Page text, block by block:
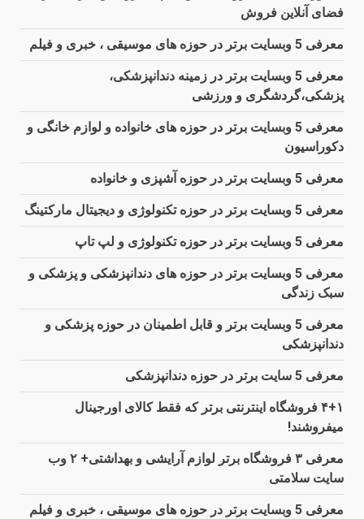
فضای آنلاین فروش
معرفی 5 وبسایت برتر در حوزه های موسیقی ، خبری و فیلم
معرفی 5 وبسایت برتر در زمینه دندانپزشکی،
پزشکی،گردشگری و ورزشی
معرفی 5 وبسایت برتر در حوزه های خانواده و لوازم خانگی و
دکوراسیون
معرفی 5 وبسایت برتر در حوزه آشپزی و خانواده
معرفی 5 وبسایت برتر در حوزه تکنولوژی و دیجیتال مارکتینگ
معرفی 5 وبسایت برتر در حوزه تکنولوژی و لپ تاپ
معرفی 5 وبسایت برتر در حوزه های دندانپزشکی و پزشکی و
سبک زندگی
معرفی 5 وبسایت برتر و قابل اطمینان در حوزه پزشکی و
دندانپزشکی
معرفی 5 سایت برتر در حوزه دندانپزشکی
۴+۱ فروشگاه اینترنتی برتر که فقط کالای اورجینال
میفروشند!
معرفی ۳ فروشگاه برتر لوازم آرایشی و بهداشتی+ ۲ وب
سایت سلامتی
معرفی 5 وبسایت برتر در حوزه های موسیقی ، خبری و فیلم